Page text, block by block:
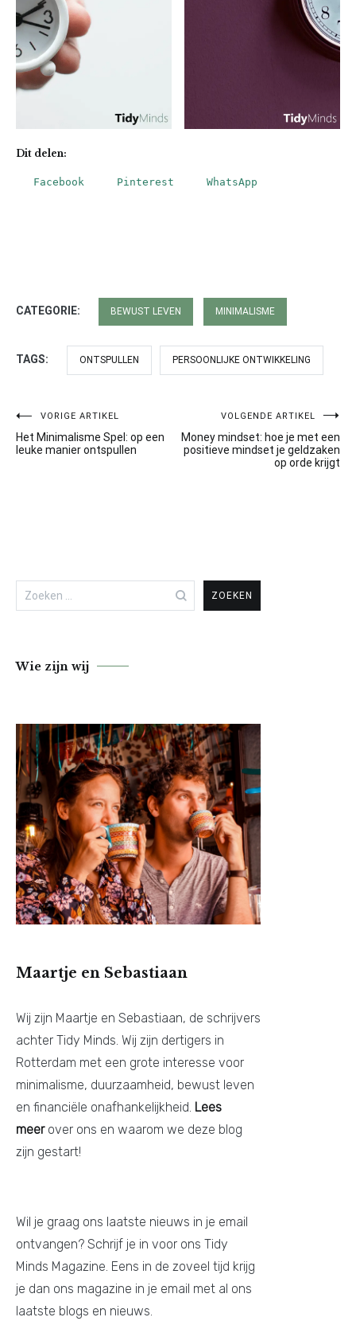
Dit delen:
Facebook Pinterest WhatsApp
CATEGORIE: BEWUST LEVEN MINIMALISME
TAGS: ONTSPULLEN PERSOONLIJKE ONTWIKKELING
Bericht
navigatie
VORIGE ARTIKEL
Het Minimalisme Spel: op een
leuke manier ontspullen
VOLGENDE ARTIKEL
Money mindset: hoe je met een
positieve mindset je geldzaken
op orde krijgt
Zoeken
naar:
Wie zijn wij
Maartje en Sebastiaan
Wij zijn Maartje en Sebastiaan, de schrijvers
achter Tidy Minds. Wij zijn dertigers in
Rotterdam met een grote interesse voor
minimalisme, duurzaamheid, bewust leven
en financiële onafhankelijkheid. Lees
meerover ons en waarom we deze blog
zijn gestart!
Wil je graag ons laatste nieuws in je email
ontvangen? Schrijf je in voor ons Tidy
Minds Magazine. Eens in de zoveel tijd krijg
je dan ons magazine in je email met al ons
laatste blogs en nieuws.